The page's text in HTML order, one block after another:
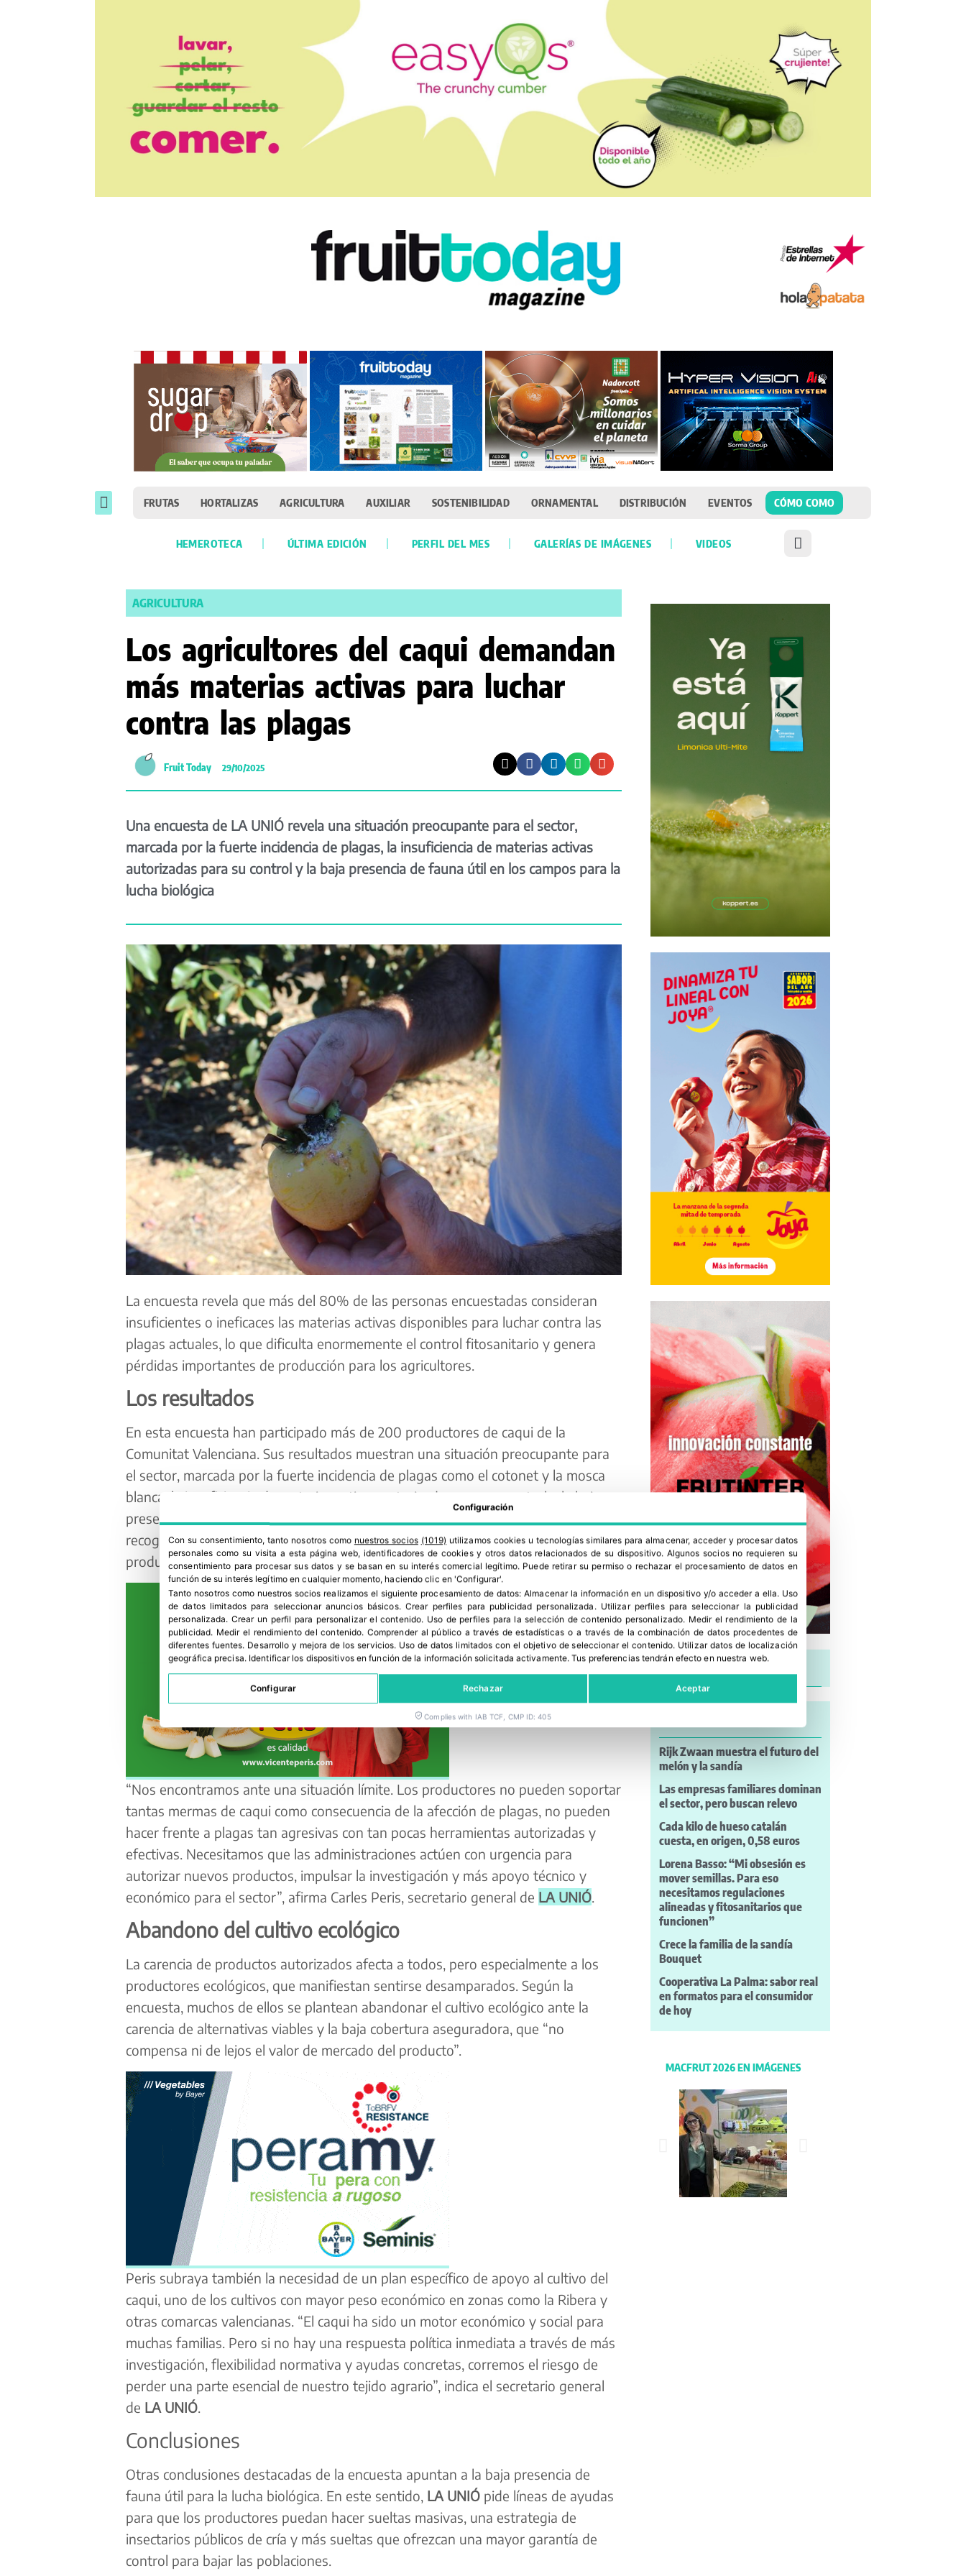
FRUTAS HORTALIZAS AGRICULTURA AUXILIAR SOSTENIBILIDAD ORNAMENTAL DISTRIBUCIÓN EVENTOS CÓMO COMO
HEMEROTECA ÚLTIMA EDICIÓN PERFIL DEL MES GALERÍAS DE IMÁGENES VIDEOS
AGRICULTURA
Los agricultores del caqui demandan
más materias activas para luchar
contra las plagas
Fruit Today 29/10/2025
Una encuesta de LA UNIÓ revela una situación preocupante para el sector,
marcada por la fuerte incidencia de plagas, la insuficiencia de materias activas
autorizadas para su control y la baja presencia de fauna útil en los campos para la
lucha biológica
La encuesta revela que más del 80% de las personas encuestadas consideran
insuficientes o ineficaces las materias activas disponibles para luchar contra las
plagas actuales, lo que dificulta enormemente el control fitosanitario y genera
pérdidas importantes de producción para los agricultores.
Los resultados
En esta encuesta han participado más de 200 productores de caqui de la
Comunitat Valenciana. Sus resultados muestran una situación preocupante para
el sector, marcada por la fuerte incidencia de plagas como el cotonet y la mosca
blanca, la insuficiencia de materias activas autorizadas para su control y la baja
presencia de fauna útil en los campos para la lucha biológica. Según los datos
recogidos, el cotonet es la plaga más destructiva y más del 60% de los
productores señalan que sufren incidencias graves.
“Nos encontramos ante una situación límite. Los productores no pueden soportar
tantas mermas de caqui como consecuencia de la afección de plagas, no pueden
hacer frente a plagas tan agresivas con tan pocas herramientas autorizadas y
efectivas. Necesitamos que las administraciones actúen con urgencia para
autorizar nuevos productos, impulsar la investigación y más apoyo técnico y
económico para el sector”, afirma Carles Peris, secretario general de LA UNIÓ.
Abandono del cultivo ecológico
La carencia de productos autorizados afecta a todos, pero especialmente a los
productores ecológicos, que manifiestan sentirse desamparados. Según la
encuesta, muchos de ellos se plantean abandonar el cultivo ecológico ante la
carencia de alternativas viables y la baja cobertura aseguradora, que “no
compensa ni de lejos el valor de mercado del producto”.
Peris subraya también la necesidad de un plan específico de apoyo al cultivo del
caqui, uno de los cultivos con mayor peso económico en zonas como la Ribera y
otras comarcas valencianas. “El caqui ha sido un motor económico y social para
muchas familias. Pero si no hay una respuesta política inmediata a través de más
investigación, flexibilidad normativa y ayudas concretas, corremos el riesgo de
perder una parte esencial de nuestro tejido agrario”, indica el secretario general
de LA UNIÓ.
Conclusiones
Otras conclusiones destacadas de la encuesta apuntan a la baja presencia de
fauna útil para la lucha biológica. En este sentido, LA UNIÓpide líneas de ayudas
para que los productores puedan hacer sueltas masivas, una estrategia de
insectarios públicos de cría y más sueltas que ofrezcan una mayor garantía de
control para bajar las poblaciones.
Rijk Zwaan muestra el futuro del
melón y la sandía
Las empresas familiares dominan
el sector, pero buscan relevo
Cada kilo de hueso catalán
cuesta, en origen, 0,58 euros
Lorena Basso: “Mi obsesión es
mover semillas. Para eso
necesitamos regulaciones
alineadas y fitosanitarios que
funcionen”
Crece la familia de la sandía
Bouquet
Cooperativa La Palma: sabor real
en formatos para el consumidor
de hoy
MACFRUT 2026 EN IMÁGENES
Configuración
Con su consentimiento, tanto nosotros como nuestros socios (1019) utilizamos cookies u tecnologías similares para almacenar, acceder y procesar datos
personales como su visita a esta página web, identificadores de cookies y otros datos relacionados de su dispositivo. Algunos socios no requieren su
consentimiento para procesar sus datos y se basan en su interés comercial legítimo. Puede retirar su permiso o rechazar el procesamiento de datos en
función de su interés legítimo en cualquier momento, haciendo clic en 'Configurar'.
Tanto nosotros como nuestros socios realizamos el siguiente procesamiento de datos:Almacenar la información en un dispositivo y/o acceder a ella. Uso
de datos limitados para seleccionar anuncios básicos. Crear perfiles para publicidad personalizada . Utilizar perfiles para seleccionar la publicidad
personalizada. Crear un perfil para personalizar el contenido. Uso de perfiles para la selección de contenido personalizado. Medir el rendimiento de la
publicidad. Medir el rendimiento del contenido. Comprender al público a través de estadísticas o a través de la combinación de datos procedentes de
diferentes fuentes. Desarrollo y mejora de los servicios. Uso de datos limitados con el objetivo de seleccionar el contenido. Utilizar datos de localización
geográfica precisa. Identificar los dispositivos en función de la información solicitada activamente.Tus preferencias tendrán efecto en nuestra web.
Configurar Rechazar Aceptar
Complies with IAB TCF, CMP ID: 405